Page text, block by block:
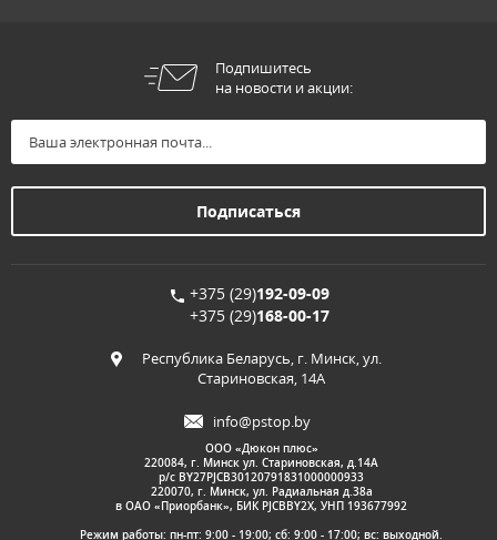
Подпишитесь
на новости и акции:
+375 (29)192-09-09
+375 (29)168-00-17
Республика Беларусь, г. Минск, ул.
Стариновская, 14А
info@pstop.by
ООО «Дюкон плюс»
220084, г. Минск ул. Стариновская, д.14А
р/с BY27PJCB30120791831000000933
220070, г. Минск, ул. Радиальная д.38а
в ОАО «Приорбанк», БИК PJCBBY2X, УНП 193677992
Режим работы: пн-пт: 9:00 - 19:00; сб: 9:00 - 17:00; вс: выходной.